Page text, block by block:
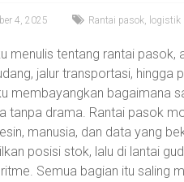
4, 2025 Rantai pasok,
menulis tentang rantai
jalur transportasi, hingga
membayangkan bagaimana
tanpa drama. Rantai pasok
manusia, dan data yang
posisi stok, lalu di lantai
Semua bagian itu saling